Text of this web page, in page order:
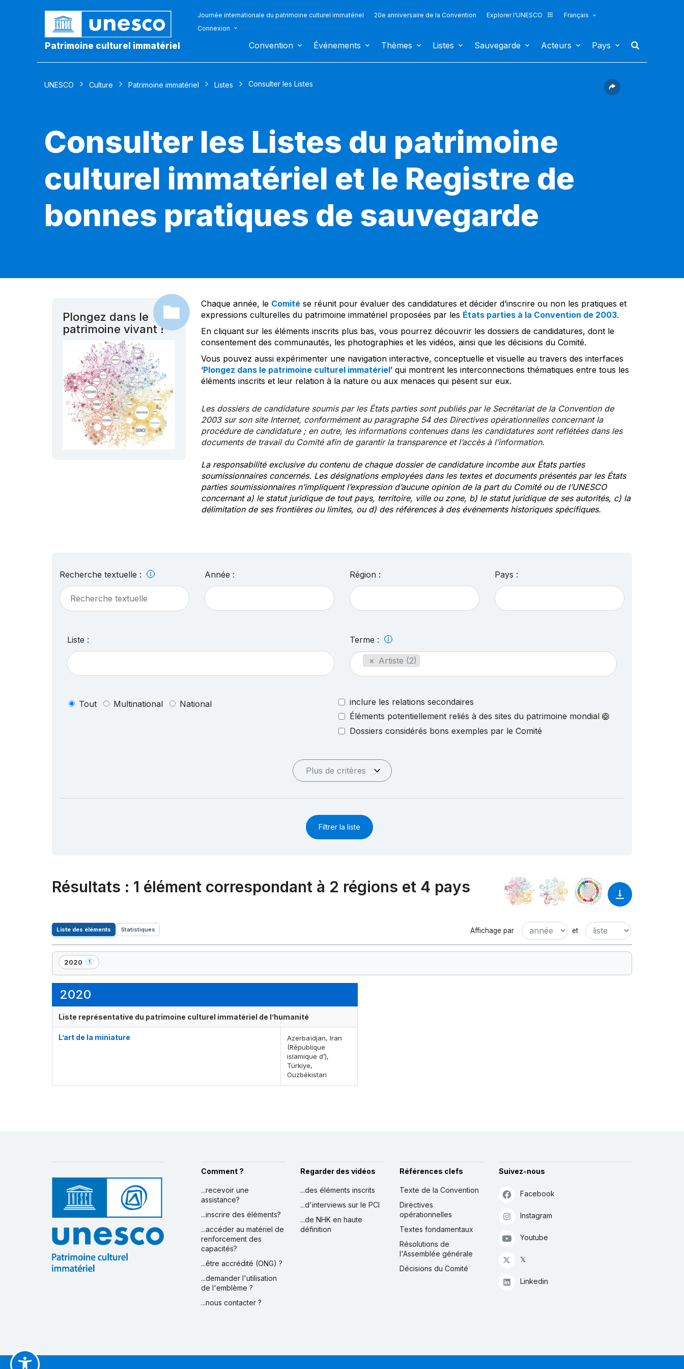
Patrimoine culturel immatériel
Journée internationale du patrimoine culturel immatériel 20e anniversaire de la Convention Explorer l'UNESCO
Français
Connexion
Convention Événements Thèmes Listes Sauvegarde Acteurs Pays
UNESCO Culture Patrimoine immatériel Listes Consulter les Listes
Consulter les Listes du patrimoine
culturel immatériel et le Registre de
bonnes pratiques de sauvegarde
Plongez dans le
patrimoine vivant !
Chaque année, le Comitése réunit pour évaluer des candidatures et décider d’inscrire ou non les pratiques et
expressions culturelles du patrimoine immatériel proposées par les États parties à la Convention de 2003.
En cliquant sur les éléments inscrits plus bas, vous pourrez découvrir les dossiers de candidatures, dont le
consentement des communautés, les photographies et les vidéos, ainsi que les décisions du Comité.
Vous pouvez aussi expérimenter une navigation interactive, conceptuelle et visuelle au travers des interfaces
‘Plongez dans le patrimoine culturel immatériel’ qui montrent les interconnections thématiques entre tous les
éléments inscrits et leur relation à la nature ou aux menaces qui pèsent sur eux.
Les dossiers de candidature soumis par les États parties sont publiés par le Secrétariat de la Convention de
2003 sur son site Internet, conformément au paragraphe 54 des Directives opérationnelles concernant la
procédure de candidature ; en outre, les informations contenues dans les candidatures sont reflétées dans les
documents de travail du Comité afin de garantir la transparence et l’accès à l’information.
La responsabilité exclusive du contenu de chaque dossier de candidature incombe aux États parties
soumissionnaires concernés. Les désignations employées dans les textes et documents présentés par les États
parties soumissionnaires n’impliquent l’expression d’aucune opinion de la part du Comité ou de l’UNESCO
concernant a) le statut juridique de tout pays, territoire, ville ou zone, b) le statut juridique de ses autorités, c) la
délimitation de ses frontières ou limites, ou d) des références à des événements historiques spécifiques.
Recherche textuelle : Année : Région : Pays :
Liste : Terme :
× Artiste (2)
Tout Multinational National
inclure les relations secondaires
Éléments potentiellement reliés à des sites du patrimoine mondial
Dossiers considérés bons exemples par le Comité
Plus de critères
Filtrer la liste
Résultats : 1 élément correspondant à 2 régions et 4 pays
Liste des éléments Statistiques Affichage par et
2020 1
,
1
2020
Liste représentative du patrimoine culturel immatériel de l’humanité
L’art de la miniature
Azerbaïdjan, Iran
(République
islamique d’),
Türkiye,
Ouzbékistan
Comment ?
...recevoir une
assistance?
...inscrire des éléments?
...accéder au matériel de
renforcement des
capacités?
...être accrédité (ONG) ?
...demander l'utilisation
de l'emblème ?
...nous contacter ?
Regarder des vidéos
...des éléments inscrits
...d'interviews sur le PCI
...de NHK en haute
définition
Références clefs
Texte de la Convention
Directives
opérationnelles
Textes fondamentaux
Résolutions de
l'Assemblée générale
Décisions du Comité
Suivez-nous
Facebook
Instagram
Youtube
𝕏
Linkedin